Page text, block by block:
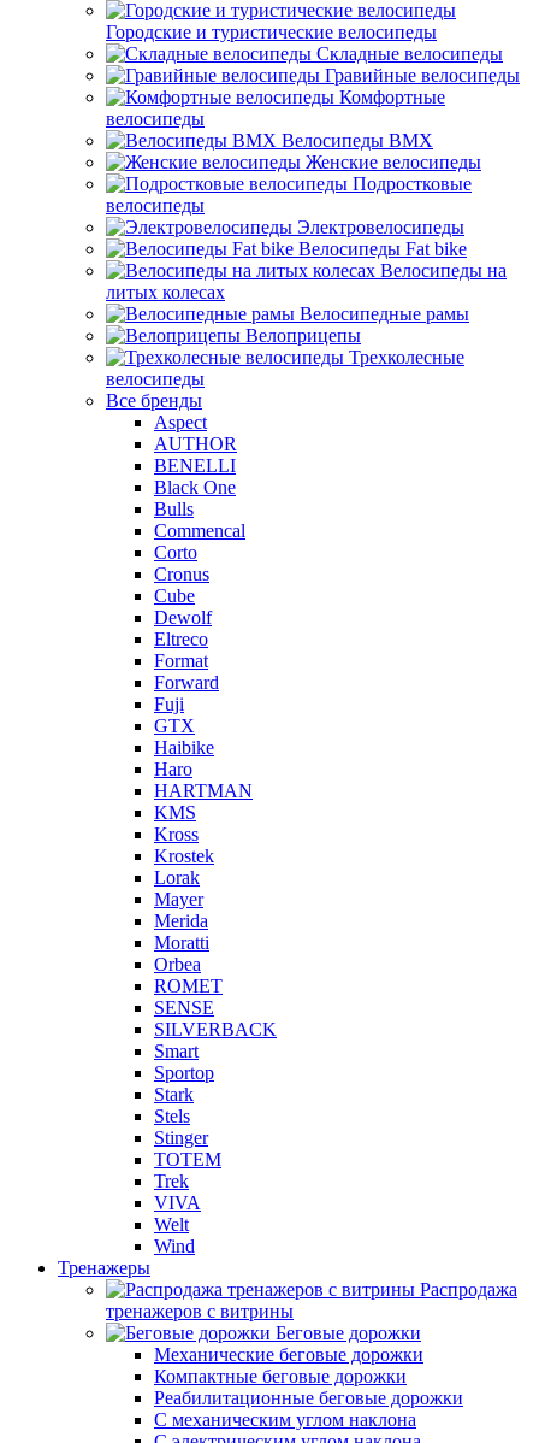
Городские и туристические велосипеды
Складные велосипеды
Гравийные велосипеды
Комфортные
велосипеды
Велосипеды BMX
Женские велосипеды
Подростковые
велосипеды
Электровелосипеды
Велосипеды Fat bike
Велосипеды на
литых колесах
Велосипедные рамы
Велоприцепы
Трехколесные
велосипеды
Все бренды
Aspect
AUTHOR
BENELLI
Black One
Bulls
Commencal
Corto
Cronus
Cube
Dewolf
Eltreco
Format
Forward
Fuji
GTX
Haibike
Haro
HARTMAN
KMS
Kross
Krostek
Lorak
Mayer
Merida
Moratti
Orbea
ROMET
SENSE
SILVERBACK
Smart
Sportop
Stark
Stels
Stinger
TOTEM
Trek
VIVA
Welt
Wind
Тренажеры
Распродажа
тренажеров с витрины
Беговые дорожки
Механические беговые дорожки
Компактные беговые дорожки
Реабилитационные беговые дорожки
С механическим углом наклона